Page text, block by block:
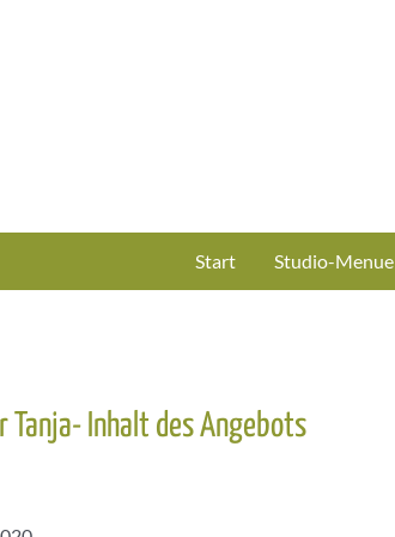
Start Studio-Menue
Tanja- Inhalt des Angebots